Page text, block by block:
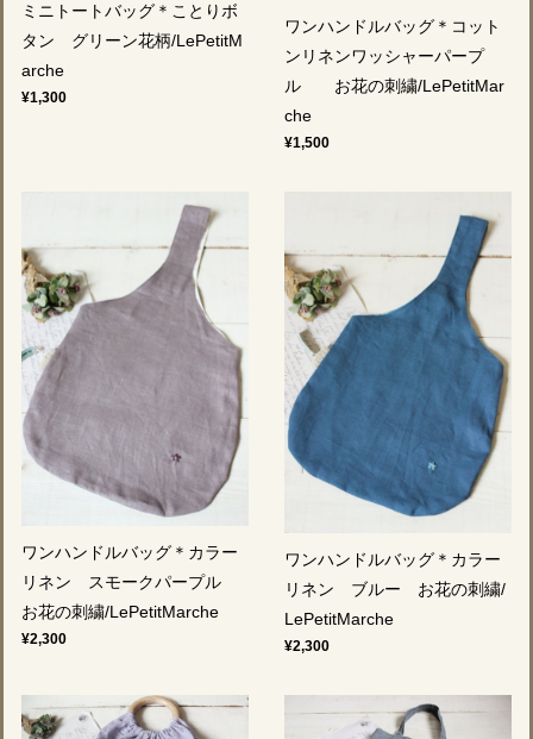
ミニトートバッグ＊ことりボ
タン グリーン花柄/LePetitM
arche
¥1,300
ワンハンドルバッグ＊コット
ンリネンワッシャーパープ
ル お花の刺繍/LePetitMar
che
¥1,500
ワンハンドルバッグ＊カラー
リネン スモークパープル
お花の刺繍/LePetitMarche
¥2,300
ワンハンドルバッグ＊カラー
リネン ブルー お花の刺繍/
LePetitMarche
¥2,300